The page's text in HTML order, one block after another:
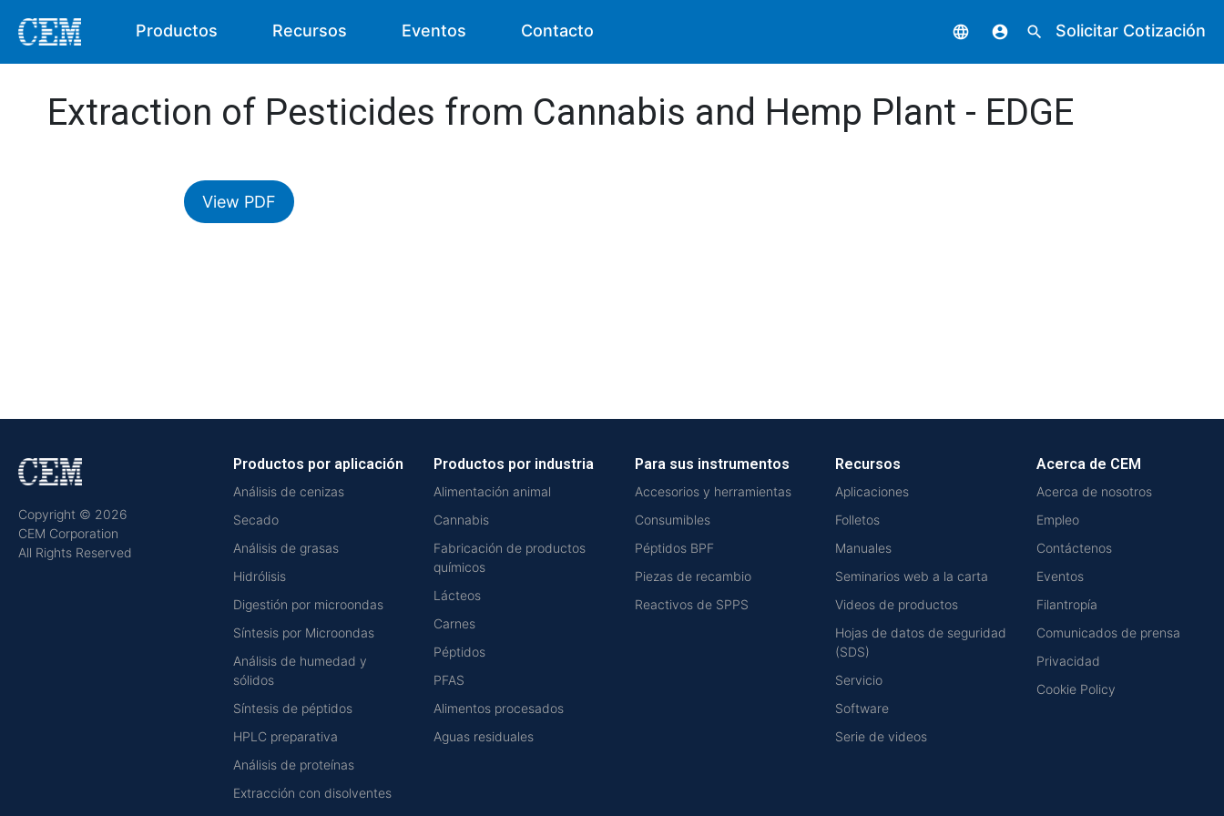
Productos Recursos Eventos Contacto language account_circle search Solicitar Cotización
Extraction of Pesticides from Cannabis and Hemp Plant - EDGE
View PDF
Copyright © 2026
CEM Corporation
All Rights Reserved
Productos por aplicación
Análisis de cenizas
Secado
Análisis de grasas
Hidrólisis
Digestión por microondas
Síntesis por Microondas
Análisis de humedad y
sólidos
Síntesis de péptidos
HPLC preparativa
Análisis de proteínas
Extracción con disolventes
Productos por industria
Alimentación animal
Cannabis
Fabricación de productos
químicos
Lácteos
Carnes
Péptidos
PFAS
Alimentos procesados
Aguas residuales
Para sus instrumentos
Accesorios y herramientas
Consumibles
Péptidos BPF
Piezas de recambio
Reactivos de SPPS
Recursos
Aplicaciones
Folletos
Manuales
Seminarios web a la carta
Videos de productos
Hojas de datos de seguridad
(SDS)
Servicio
Software
Serie de videos
Acerca de CEM
Acerca de nosotros
Empleo
Contáctenos
Eventos
Filantropía
Comunicados de prensa
Privacidad
Cookie Policy